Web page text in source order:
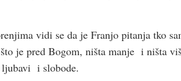
vidi se da je Franjo pitanja tko
je pred Bogom, ništa manje i ništa
i slobode.